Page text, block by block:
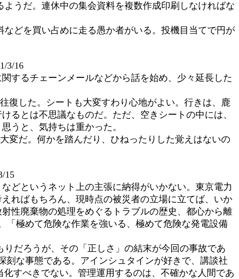
うだ。連休中の集会資料を複数作成印刷しなければな
どを買い占めに走る愚か者がいる。投機目当てで円が
3/16
するチェーンメールなどから話を始め、少々延長した
復した。シートも大変すわり心地がよい。行きは、鹿
るとは不思議なものだ。ただ、空きシートの中には、
うと、気持ちは重かった。
変だ。何かを踏んだり、ひねったりした覚えはないの
15
どというネット上の主張に納得がいかない。東京電力
ればもちろん、現時点の被災者の立場に立てば、いか
性廃棄物の処理をめぐるトラブルの歴史、都心から離
極めて危険な作業を強いる、極めて危険な発電設備
だろうが、その「正しさ」の結末が今回の事故であ
な事態である。アインシュタインが好きで、講談社
すべきでない。管理運用するのは、不確かな人間であ